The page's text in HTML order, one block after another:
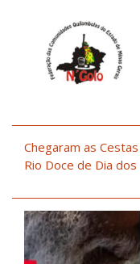
Chegaram as
Rio Doce de Dia dos